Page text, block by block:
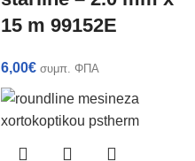
15 m 99152E
6,00€ συμπ. ΦΠΑ